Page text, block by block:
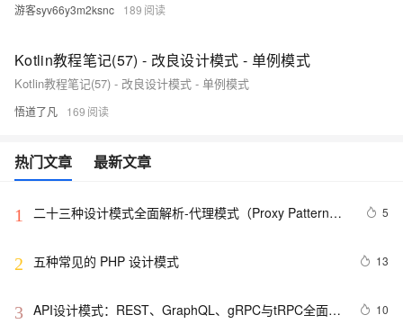
游客syv66y3m2ksnc 189
Kotlin教程笔记(57) - 改良设计模式 - 单例模式
Kotlin教程笔记(57) - 改良设计模式 - 单例模式
悟道了凡 169
热门文章 最新文章
1
二十三种设计模式全面解析-代理模式（Proxy Pattern）
5
2 五种常见的 PHP 设计模式 13
3 API设计模式：REST、GraphQL、gRPC与tRPC全面解
10